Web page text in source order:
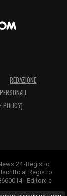
REDAZIONE
POLICY)
24 -Registro
al Registro
- Editore e